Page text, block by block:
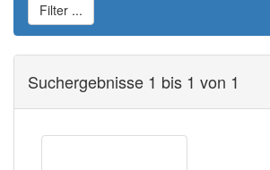
Filter ...
Suchergebnisse 1 bis 1 von 1